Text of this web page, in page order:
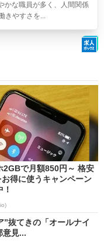
かな職員が多く、人間関係
きやすさを...
2GBで月額850円～ 格安
得に使うキャンペーン
”抜てきの「オールナイ
意見...